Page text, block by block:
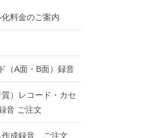
料金のご案内
（A面・B面）録音
）レコード・カセ
音 ご注文
作成録音 ご注文